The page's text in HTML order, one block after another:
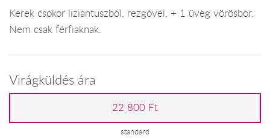
Kerek csokor liziantuszból, rezgővel, + 1 üveg vörösbor.
Nem csak férfiaknak.
Virágküldés ára
22 800 Ft
standard